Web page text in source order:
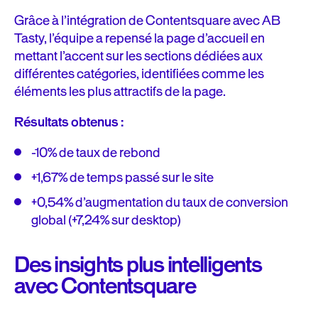
Grâce à l’intégration de Contentsquare avec AB
Tasty, l’équipe a repensé la page d’accueil en
mettant l’accent sur les sections dédiées aux
différentes catégories, identifiées comme les
éléments les plus attractifs de la page.
Résultats obtenus :
-10% de taux de rebond
+1,67% de temps passé sur le site
+0,54% d’augmentation du taux de conversion
global (+7,24% sur desktop)
Des insights plus intelligents
avec Contentsquare